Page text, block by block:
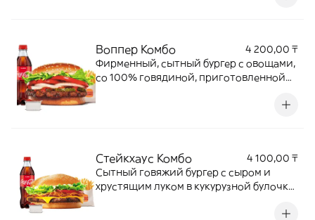
Воппер Комбо
4 200,00 ₸
Фирменный, сытный бургер с овощами,
со 100% говядиной, приготовленной
Стейкхаус Комбо
4 100,00 ₸
Сытный говяжий бургер с сыром и
хрустящим луком в кукурузной булочке